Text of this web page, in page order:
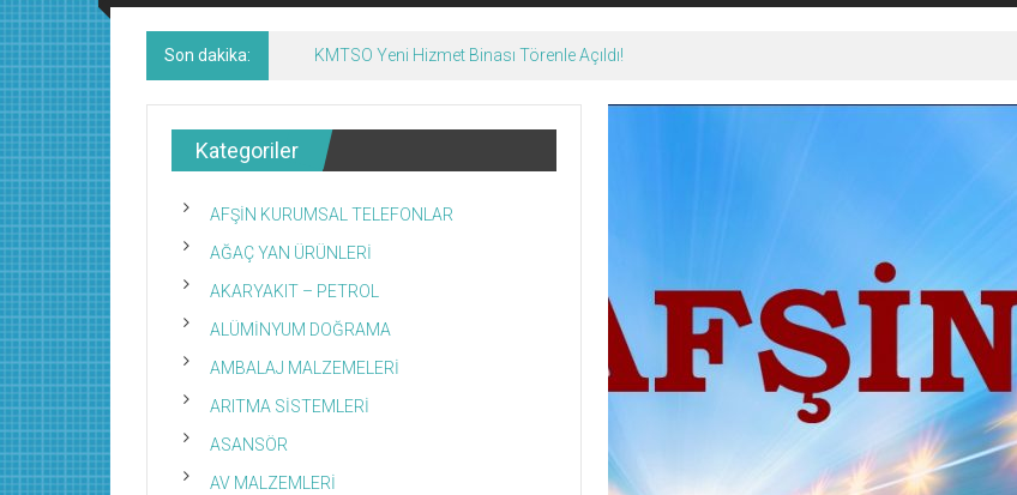
Son dakika: KMTSO Yeni Hizmet Binası Törenle Açıldı!
Kategoriler
AFŞİN KURUMSAL TELEFONLAR
AĞAÇ YAN ÜRÜNLERİ
AKARYAKIT – PETROL
ALÜMİNYUM DOĞRAMA
AMBALAJ MALZEMELERİ
ARITMA SİSTEMLERİ
ASANSÖR
AV MALZEMLERİ